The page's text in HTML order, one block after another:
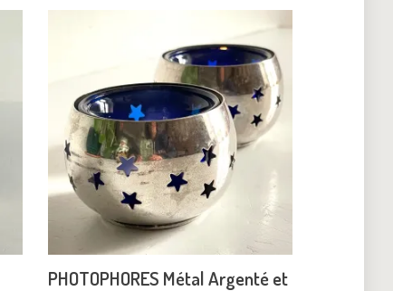
PHOTOPHORES Métal Argenté et